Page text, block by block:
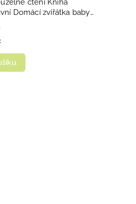
čtení Kniha
Domácí zvířátka baby